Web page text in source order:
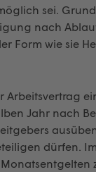
sei.
nach
Form wie sie
Jahr nach
dürfen.